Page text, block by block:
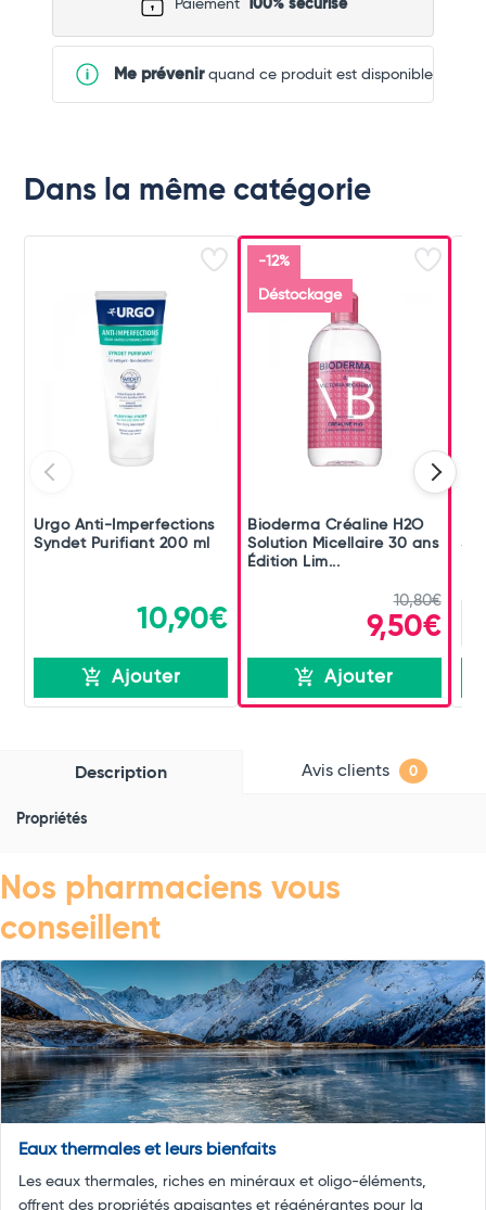
Paiement 100% sécurisé
Me prévenirquand ce produit est disponible
Dans la même catégorie
Urgo Anti-Imperfections
Syndet Purifiant 200 ml
10,90€
Ajouter
-12%
Déstockage
Bioderma Créaline H2O
Solution Micellaire 30 ans
Édition Lim...
10,80€
9,50€
Ajouter
Description Avis clients 0
Propriétés
Nos pharmaciens vous
conseillent
Eaux thermales et leurs bienfaits
Les eaux thermales, riches en minéraux et oligo-éléments,
offrent des propriétés apaisantes et régénérantes pour la